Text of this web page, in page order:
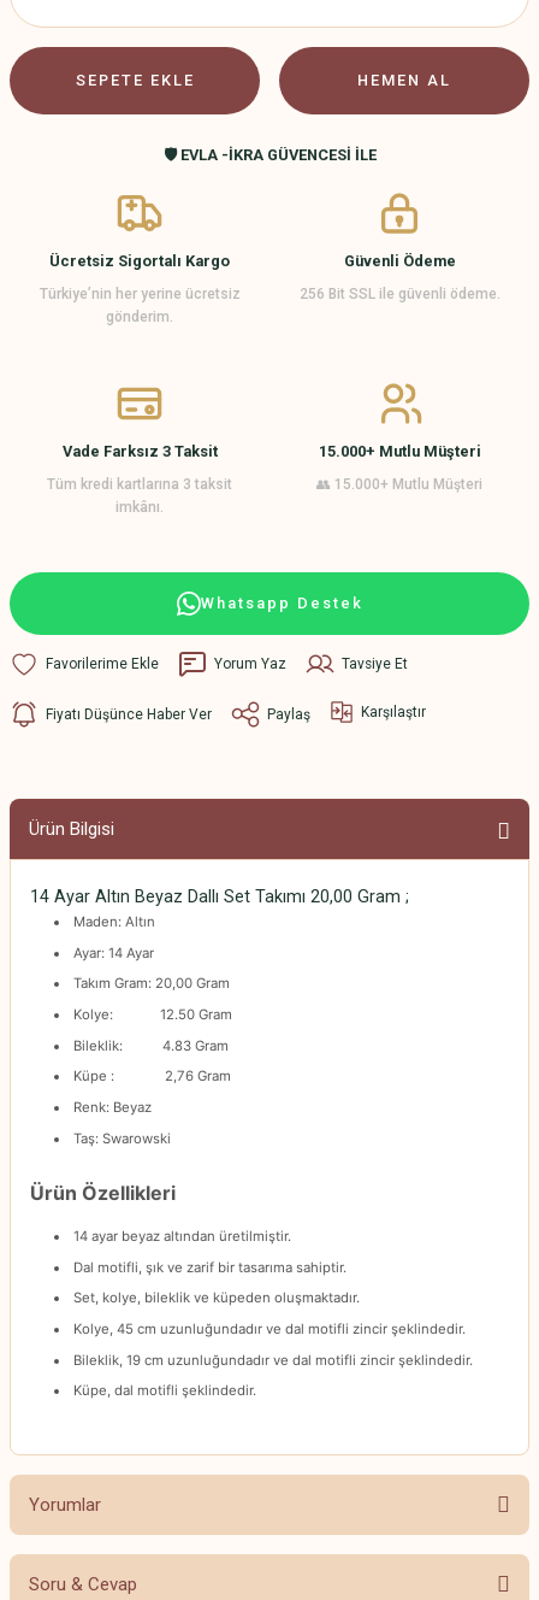
SEPETE EKLE HEMEN AL
🛡️ EVLA -İKRA GÜVENCESİ İLE
Ücretsiz Sigortalı Kargo
Türkiye’nin her yerine ücretsiz
gönderim.
Güvenli Ödeme
256 Bit SSL ile güvenli ödeme.
Vade Farksız 3 Taksit
Tüm kredi kartlarına 3 taksit
imkânı.
15.000+ Mutlu Müşteri
👥 15.000+ Mutlu Müşteri
Whatsapp Destek
Yorum Yaz Tavsiye Et
Fiyatı Düşünce Haber Ver Paylaş Karşılaştır
Ürün Bilgisi
14 Ayar Altın Beyaz Dallı Set Takımı 20,00 Gram ;
Maden: Altın
Ayar: 14 Ayar
Takım Gram: 20,00 Gram
Kolye: 12.50 Gram
Bileklik: 4.83 Gram
Küpe : 2,76 Gram
Renk: Beyaz
Taş: Swarowski
Ürün Özellikleri
14 ayar beyaz altından üretilmiştir.
Dal motifli, şık ve zarif bir tasarıma sahiptir.
Set, kolye, bileklik ve küpeden oluşmaktadır.
Kolye, 45 cm uzunluğundadır ve dal motifli zincir şeklindedir.
Bileklik, 19 cm uzunluğundadır ve dal motifli zincir şeklindedir.
Küpe, dal motifli şeklindedir.
Yorumlar
Soru & Cevap